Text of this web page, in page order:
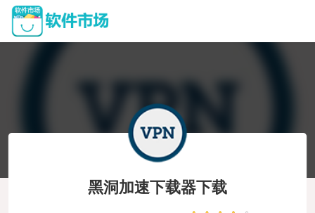
黑洞加速下载器下载